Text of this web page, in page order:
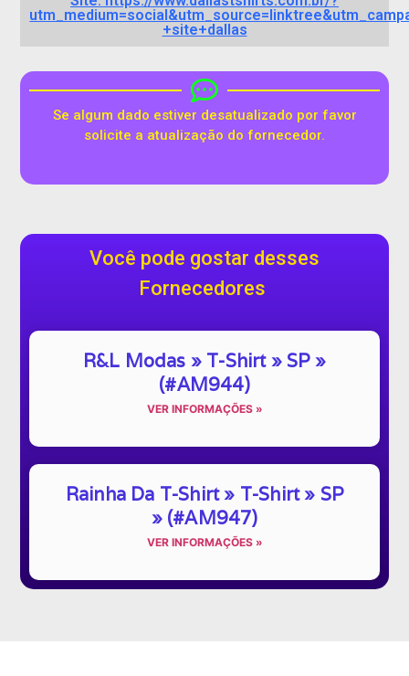
+site+dallas
Se algum dado estiver desatualizado por favor
solicite a atualização do fornecedor.
Você pode gostar desses
Fornecedores
R&L Modas » T-Shirt » SP »
(#AM944)
VER INFORMAÇÕES »
Rainha Da T-Shirt » T-Shirt » SP
» (#AM947)
VER INFORMAÇÕES »